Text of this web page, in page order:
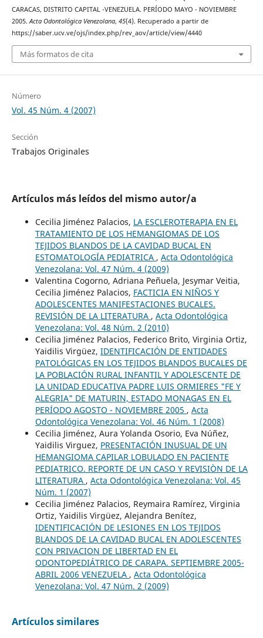
CARACAS, DISTRITO CAPITAL -VENEZUELA. PERÍODO MAYO - NOVIEMBRE
2005.Acta Odontológica Venezolana, 45(4). Recuperado a partir de
https://saber.ucv.ve/ojs/index.php/rev_aov/article/view/4440
Más formatos de cita
Número
Vol. 45 Núm. 4 (2007)
Sección
Trabajos Originales
Artículos más leídos del mismo autor/a
Cecilia Jiménez Palacios, LA ESCLEROTERAPIA EN EL
TRATAMIENTO DE LOS HEMANGIOMAS DE LOS
TEJIDOS BLANDOS DE LA CAVIDAD BUCAL EN
ESTOMATOLOGÍA PEDIATRICA , Acta Odontológica
Venezolana: Vol. 47 Núm. 4 (2009)
Valentina Cogorno, Adriana Peñuela, Jesymar Veitia,
Cecilia Jiménez Palacios, FACTICIA EN NIÑOS Y
ADOLESCENTES MANIFESTACIONES BUCALES.
REVISIÓN DE LA LITERATURA , Acta Odontológica
Venezolana: Vol. 48 Núm. 2 (2010)
Cecilia Jiménez Palacios, Federico Brito, Virginia Ortiz,
Yaidilis Virgüez, IDENTIFICACIÓN DE ENTIDADES
PATOLÓGICAS EN LOS TEJIDOS BLANDOS BUCALES DE
LA POBLACIÓN RURAL INFANTIL Y ADOLESCENTE DE
LA UNIDAD EDUCATIVA PADRE LUIS ORMIERES "FE Y
ALEGRIA" DE MATURIN, ESTADO MONAGAS EN EL
PERÍODO AGOSTO - NOVIEMBRE 2005 , Acta
Odontológica Venezolana: Vol. 46 Núm. 1 (2008)
Cecilia Jiménez, Aura Yolanda Osorio, Eva Núñez,
Yaidilis Virguez, PRESENTACIÓN INUSUAL DE UN
HEMANGIOMA CAPILAR LOBULADO EN PACIENTE
PEDIATRICO. REPORTE DE UN CASO Y REVISIÒN DE LA
LITERATURA , Acta Odontológica Venezolana: Vol. 45
Núm. 1 (2007)
Cecilia Jiménez Palacios, Reymaira Ramírez, Virginia
Ortiz, Yaidilis Virgüez, Alejandra Benítez,
IDENTIFICACIÓN DE LESIONES EN LOS TEJIDOS
BLANDOS DE LA CAVIDAD BUCAL EN ADOLESCENTES
CON PRIVACION DE LIBERTAD EN EL
ODONTOPEDIÁTRICO DE CARAPA. SEPTIEMBRE 2005-
ABRIL 2006 VENEZUELA , Acta Odontológica
Venezolana: Vol. 47 Núm. 2 (2009)
Artículos similares